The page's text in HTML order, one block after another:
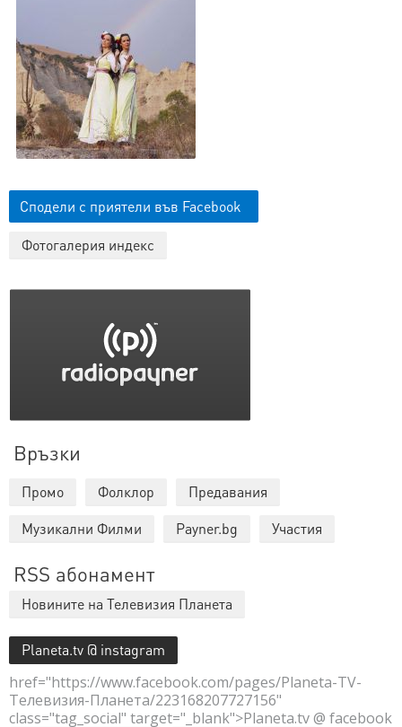
Сподели с приятели във Facebook
Фотогалерия индекс
Връзки
Промо Фолклор
Предавания
Музикални Филми
Payner.bg Участия
RSS абонамент
Новините на Телевизия Планета
Planeta.tv @ instagram
href="https://www.facebook.com/pages/Planeta-TV-
Телевизия-Планета/223168207727156"
class="tag_social" target="_blank">Planeta.tv @ facebook